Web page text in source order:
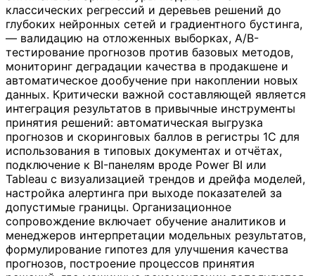
классических регрессий и деревьев решений до
глубоких нейронных сетей и градиентного бустинга,
— валидацию на отложенных выборках, A/B-
тестирование прогнозов против базовых методов,
мониторинг деградации качества в продакшене и
автоматическое дообучение при накоплении новых
данных. Критически важной составляющей является
интеграция результатов в привычные инструменты
принятия решений: автоматическая выгрузка
прогнозов и скоринговых баллов в регистры 1С для
использования в типовых документах и отчётах,
подключение к BI-панелям вроде Power BI или
Tableau с визуализацией трендов и дрейфа моделей,
настройка алертинга при выходе показателей за
допустимые границы. Организационное
сопровождение включает обучение аналитиков и
менеджеров интерпретации модельных результатов,
формулирование гипотез для улучшения качества
прогнозов, построение процессов принятия